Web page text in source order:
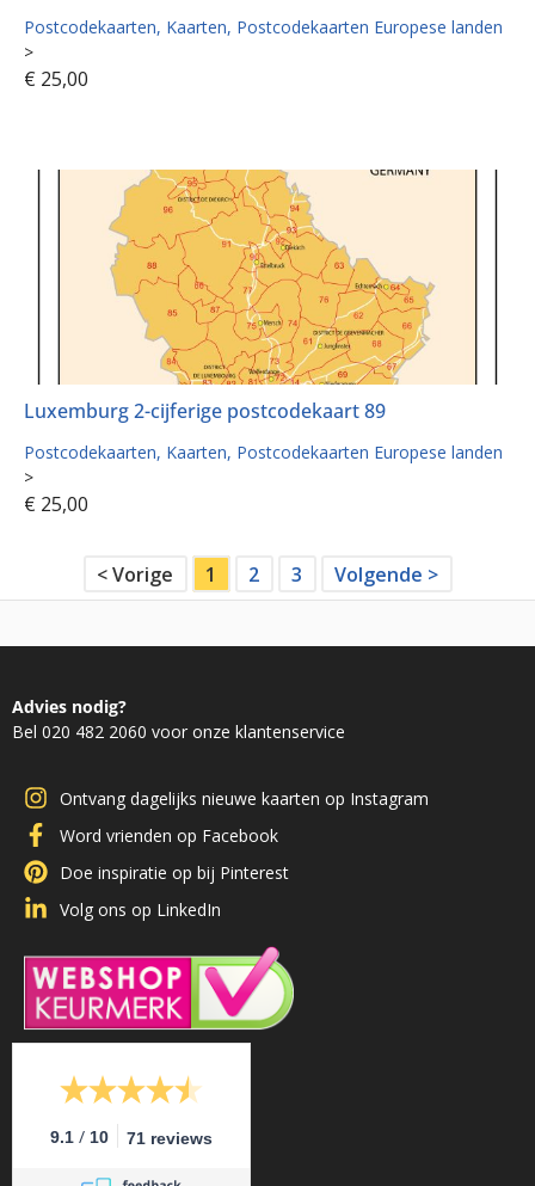
Postcodekaarten Kaarten Postcodekaarten Europese landen
>
€ 25,00
Luxemburg 2-cijferige postcodekaart 89
Postcodekaarten Kaarten Postcodekaarten Europese landen
>
€ 25,00
< Vorige 1 2 3 Volgende >
Advies nodig?
Bel 020 482 2060 voor onze klantenservice
Ontvang dagelijks nieuwe kaarten op Instagram
Word vrienden op Facebook
Doe inspiratie op bij Pinterest
Volg ons op LinkedIn
9.1 / 10 71 reviews